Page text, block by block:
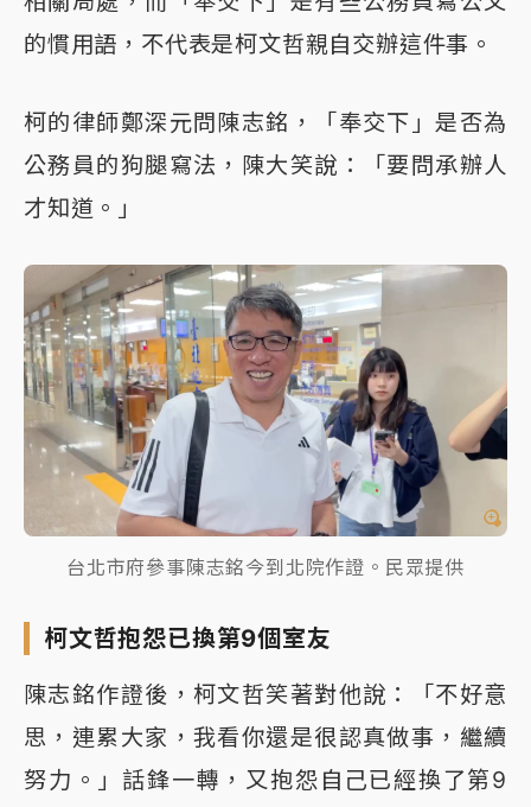
的慣用語，不代表是柯文哲親自交辦這件事。
柯的律師鄭深元問陳志銘，「奉交下」是否為
公務員的狗腿寫法，陳大笑說：「要問承辦人
才知道。」
台北市府參事陳志銘今到北院作證。民眾提供
柯文哲抱怨已換第9個室友
陳志銘作證後，柯文哲笑著對他說：「不好意
思，連累大家，我看你還是很認真做事，繼續
努力。」話鋒一轉，又抱怨自己已經換了第9